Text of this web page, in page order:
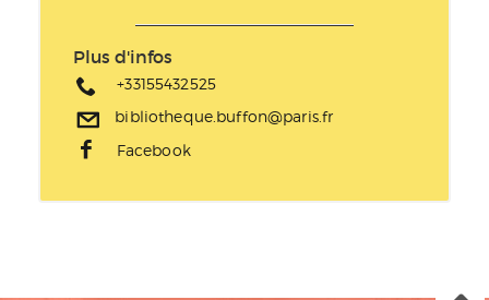
Plus d'infos
+33155432525
bibliotheque.buffon@paris.fr
Facebook